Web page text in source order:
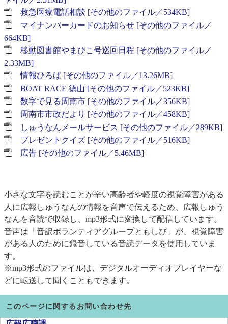
救急医療電話相談 [その他のファイル／534KB]
マイナンバーカードのお知らせ [その他のファイル／
664KB]
移動図書館やまびこ号巡回日程 [その他のファイル／
2.33MB]
情報ひろば [その他のファイル／13.26MB]
BOAT RACE 徳山 [その他のファイル／523KB]
数字で見る周南市 [その他のファイル／356KB]
周南市市政だより [その他のファイル／458KB]
しゅうなんメールサービス [その他のファイル／289KB]
プレゼントクイズ [その他のファイル／516KB]
広告 [その他のファイル／5.46MB]
小さな文字を読むことが辛い高齢者や軽度の視覚障害がある
人に広報しゅうなんの情報を音声で伝えるため、広報しゅう
なんを音読で収録し、mp3形式に変換して配信しています。
音声は「音訳ボランティアグループともしび」が、視覚障害
がある人のために録音している音読データを使用していま
す。
※mp3形式のファイルは、デジタルオーディオプレイヤーな
どに転送して聞くこともできます。
このページに関するお問い合わせ先